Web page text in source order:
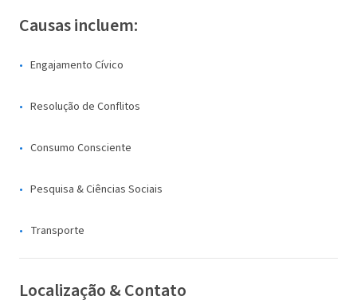
Causas incluem:
Engajamento Cívico
Resolução de Conflitos
Consumo Consciente
Pesquisa & Ciências Sociais
Transporte
Localização & Contato